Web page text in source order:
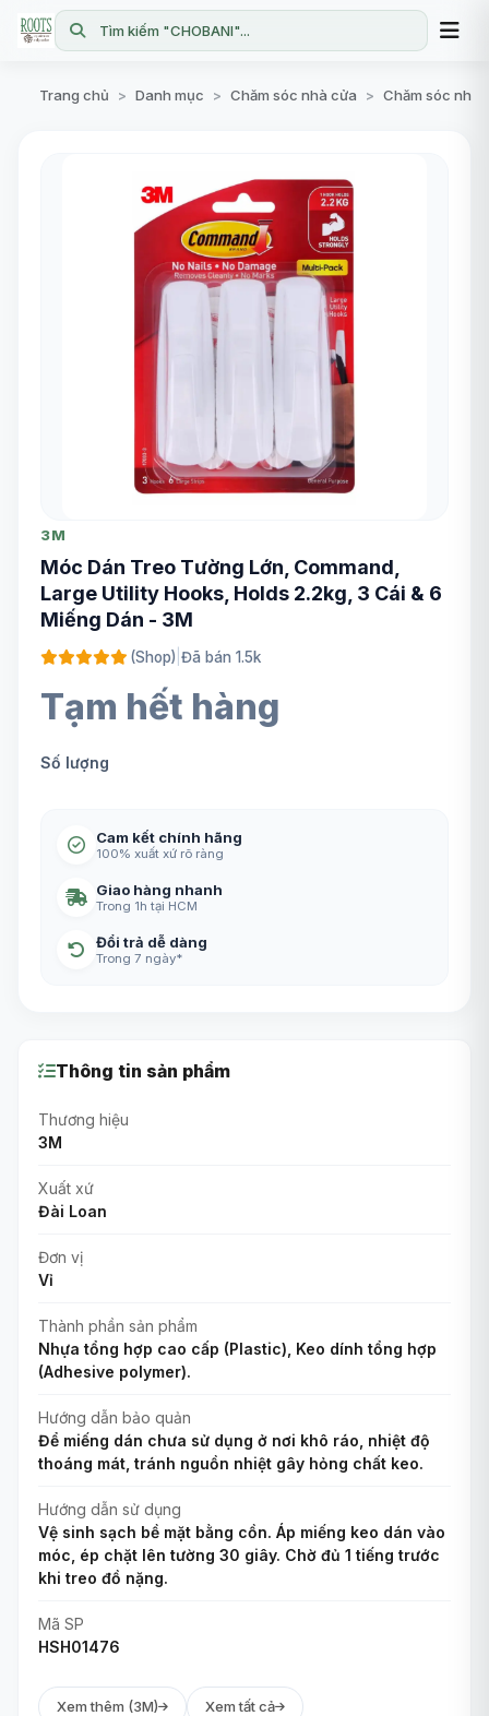
Tìm kiếm "CHOBANI"...
Trang chủ > Danh mục > Chăm sóc nhà cửa > Chăm sóc nhà
3M
Móc Dán Treo Tường Lớn, Command,
Large Utility Hooks, Holds 2.2kg, 3 Cái & 6
Miếng Dán - 3M
(Shop) Đã bán 1.5k
Tạm hết hàng
Số lượng
Cam kết chính hãng
100% xuất xứ rõ ràng
Giao hàng nhanh
Trong 1h tại HCM
Đổi trả dễ dàng
Trong 7 ngày*
Thông tin sản phẩm
Thương hiệu
3M
Xuất xứ
Đài Loan
Đơn vị
Vỉ
Thành phần sản phẩm
Nhựa tổng hợp cao cấp (Plastic), Keo dính tổng hợp
(Adhesive polymer).
Hướng dẫn bảo quản
Để miếng dán chưa sử dụng ở nơi khô ráo, nhiệt độ
thoáng mát, tránh nguồn nhiệt gây hỏng chất keo.
Hướng dẫn sử dụng
Vệ sinh sạch bề mặt bằng cồn. Áp miếng keo dán vào
móc, ép chặt lên tường 30 giây. Chờ đủ 1 tiếng trước
khi treo đồ nặng.
Mã SP
HSH01476
Xem thêm (3M) Xem tất cả